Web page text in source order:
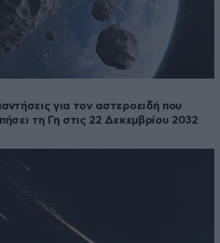
για τον αστεροειδή που
τη Γη στις 22 Δεκεμβρίου 2032